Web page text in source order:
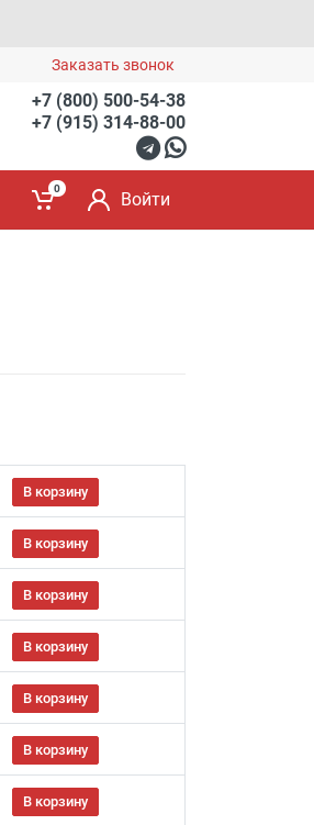
Заказать звонок
+7 (800) 500-54-38
+7 (915) 314-88-00
0
Войти
В корзину
В корзину
В корзину
В корзину
В корзину
В корзину
В корзину